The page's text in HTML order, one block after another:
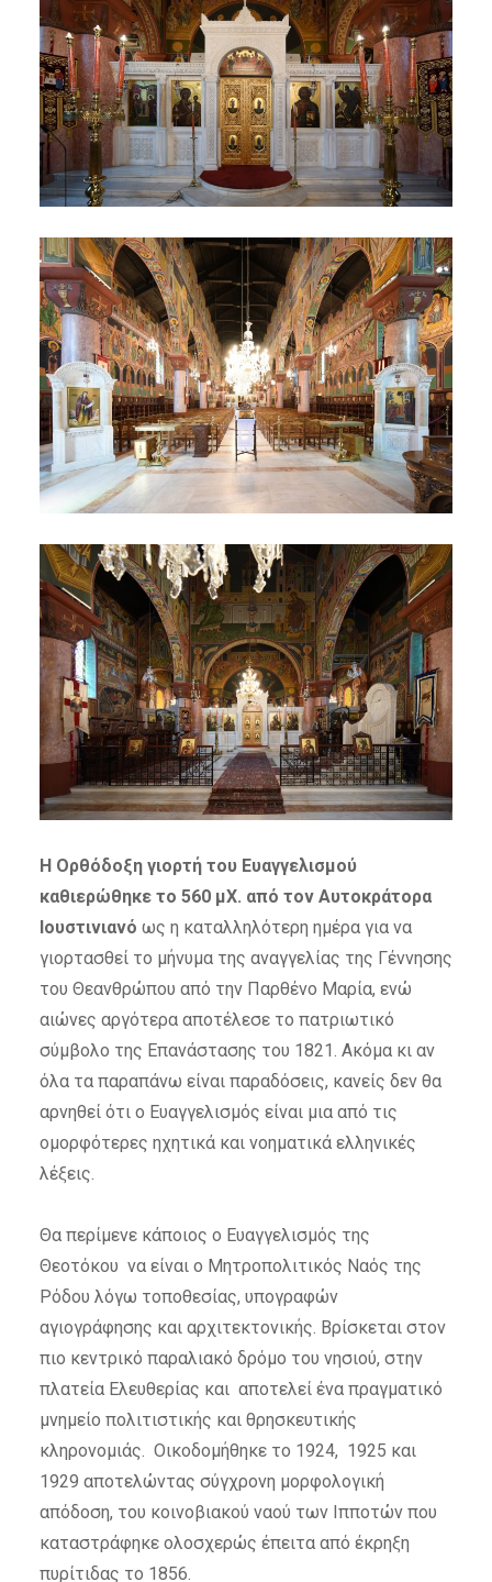
Η Ορθόδοξη γιορτή του Ευαγγελισμού
καθιερώθηκε το 560 μΧ. από τον Αυτοκράτορα
Ιουστινιανό ως η καταλληλότερη ημέρα για να
γιορτασθεί το μήνυμα της αναγγελίας της Γέννησης
του Θεανθρώπου από την Παρθένο Μαρία, ενώ
αιώνες αργότερα αποτέλεσε το πατριωτικό
σύμβολο της Επανάστασης του 1821. Ακόμα κι αν
όλα τα παραπάνω είναι παραδόσεις, κανείς δεν θα
αρνηθεί ότι ο Ευαγγελισμός είναι μια από τις
ομορφότερες ηχητικά και νοηματικά ελληνικές
λέξεις.
Θα περίμενε κάποιος ο Ευαγγελισμός της
Θεοτόκου να είναι ο Μητροπολιτικός Ναός της
Ρόδου λόγω τοποθεσίας, υπογραφών
αγιογράφησης και αρχιτεκτονικής. Βρίσκεται στον
πιο κεντρικό παραλιακό δρόμο του νησιού, στην
πλατεία Ελευθερίας και αποτελεί ένα πραγματικό
μνημείο πολιτιστικής και θρησκευτικής
κληρονομιάς. Οικοδομήθηκε το 1924, 1925 και
1929 αποτελώντας σύγχρονη μορφολογική
απόδοση, του κοινοβιακού ναού των Ιπποτών που
καταστράφηκε ολοσχερώς έπειτα από έκρηξη
πυρίτιδας το 1856.